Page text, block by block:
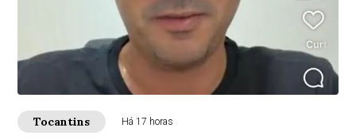
Tocantins Há 17 horas